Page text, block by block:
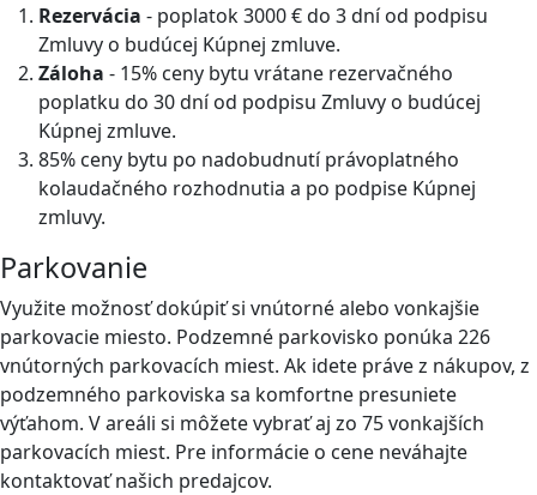
Rezervácia - poplatok 3000 € do 3 dní od podpisu
Zmluvy o budúcej Kúpnej zmluve.
Záloha - 15% ceny bytu vrátane rezervačného
poplatku do 30 dní od podpisu Zmluvy o budúcej
Kúpnej zmluve.
85% ceny bytu po nadobudnutí právoplatného
kolaudačného rozhodnutia a po podpise Kúpnej
zmluvy.
Parkovanie
Využite možnosť dokúpiť si vnútorné alebo vonkajšie
parkovacie miesto. Podzemné parkovisko ponúka 226
vnútorných parkovacích miest. Ak idete práve z nákupov, z
podzemného parkoviska sa komfortne presuniete
výťahom. V areáli si môžete vybrať aj zo 75 vonkajších
parkovacích miest. Pre informácie o cene neváhajte
kontaktovať našich predajcov.